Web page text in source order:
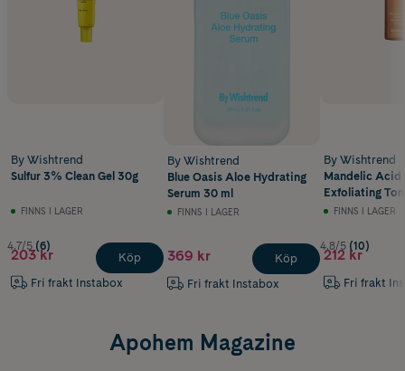
By Wishtrend
Sulfur 3% Clean Gel 30g
FINNS I LAGER
4.7/5 (6)
203 kr
Fri frakt Instabox
Köp
By Wishtrend
Blue Oasis Aloe Hydrating
Serum 30 ml
FINNS I LAGER
369 kr
Fri frakt Instabox
Köp
By Wishtrend
Mandelic Acid
Exfoliating
FINNS I LAGER
4.8/5 (10)
212 kr
Fri frakt
Apohem Magazine